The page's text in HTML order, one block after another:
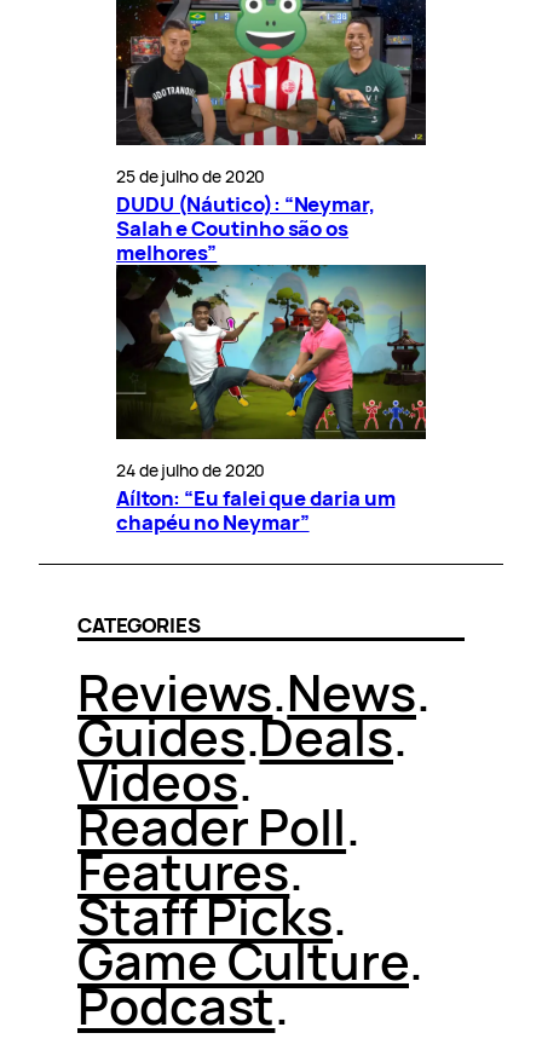
25 de julho de 2020
DUDU (Náutico): “Neymar,
Salah e Coutinho são os
melhores”
24 de julho de 2020
Aílton: “Eu falei que daria um
chapéu no Neymar”
CATEGORIES
Reviews.News.
Guides.Deals.
Videos.
Reader Poll.
Features.
Staff Picks.
Game Culture.
Podcast.